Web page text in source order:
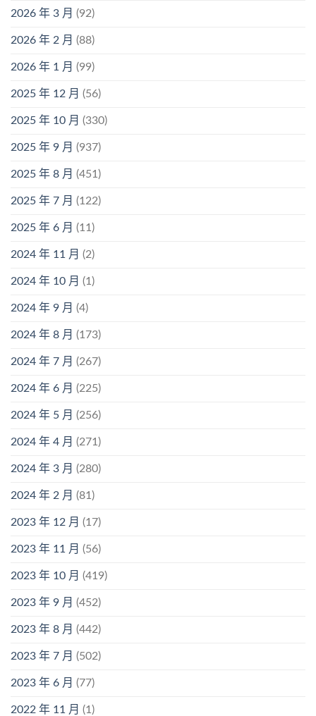
2026 年 3 月 (92)
2026 年 2 月 (88)
2026 年 1 月 (99)
2025 年 12 月 (56)
2025 年 10 月 (330)
2025 年 9 月 (937)
2025 年 8 月 (451)
2025 年 7 月 (122)
2025 年 6 月 (11)
2024 年 11 月 (2)
2024 年 10 月 (1)
2024 年 9 月 (4)
2024 年 8 月 (173)
2024 年 7 月 (267)
2024 年 6 月 (225)
2024 年 5 月 (256)
2024 年 4 月 (271)
2024 年 3 月 (280)
2024 年 2 月 (81)
2023 年 12 月 (17)
2023 年 11 月 (56)
2023 年 10 月 (419)
2023 年 9 月 (452)
2023 年 8 月 (442)
2023 年 7 月 (502)
2023 年 6 月 (77)
2022 年 11 月 (1)